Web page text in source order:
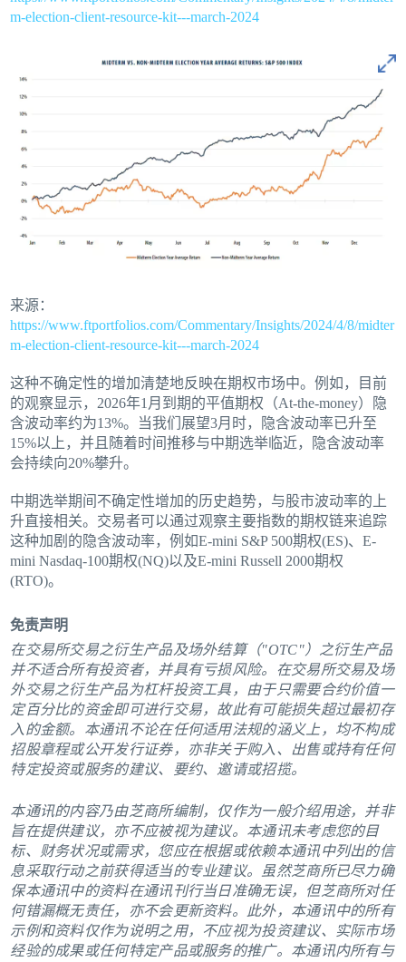
m-election-client-resource-kit---march-2024
来源：
https://www.ftportfolios.com/Commentary/Insights/2024/4/8/midter
m-election-client-resource-kit---march-2024
这种不确定性的增加清楚地反映在期权市场中。例如，目前
的观察显示，2026年1月到期的平值期权（At-the-money）隐
含波动率约为13%。当我们展望3月时，隐含波动率已升至
15%以上，并且随着时间推移与中期选举临近，隐含波动率
会持续向20%攀升。
中期选举期间不确定性增加的历史趋势，与股市波动率的上
升直接相关。交易者可以通过观察主要指数的期权链来追踪
这种加剧的隐含波动率，例如E-mini S&P 500期权(ES)、E-
mini Nasdaq-100期权(NQ)以及E-mini Russell 2000期权
(RTO)。
免责声明
在交易所交易之衍生产品及场外结算（"OTC"）之衍生产品
并不适合所有投资者，并具有亏损风险。在交易所交易及场
外交易之衍生产品为杠杆投资工具，由于只需要合约价值一
定百分比的资金即可进行交易，故此有可能损失超过最初存
入的金额。本通讯不论在任何适用法规的涵义上，均不构成
招股章程或公开发行证券，亦非关于购入、出售或持有任何
特定投资或服务的建议、要约、邀请或招揽。
本通讯的内容乃由芝商所编制，仅作为一般介绍用途，并非
旨在提供建议，亦不应被视为建议。本通讯未考虑您的目
标、财务状况或需求，您应在根据或依赖本通讯中列出的信
息采取行动之前获得适当的专业建议。虽然芝商所已尽力确
保本通讯中的资料在通讯刊行当日准确无误，但芝商所对任
何错漏概无责任，亦不会更新资料。此外，本通讯中的所有
示例和资料仅作为说明之用，不应视为投资建议、实际市场
经验的成果或任何特定产品或服务的推广。本通讯内所有与